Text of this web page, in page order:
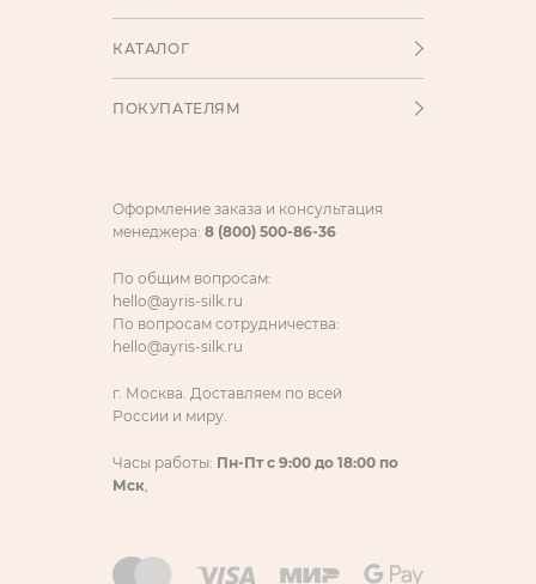
КАТАЛОГ
ПОКУПАТЕЛЯМ
Оформление заказа и консультация
менеджера: 8 (800) 500-86-36
По общим вопросам:
hello@ayris-silk.ru
По вопросам сотрудничества:
hello@ayris-silk.ru
г. Москва. Доставляем по всей
России и миру.
Часы работы: Пн-Пт с 9:00 до 18:00 по
Мск,